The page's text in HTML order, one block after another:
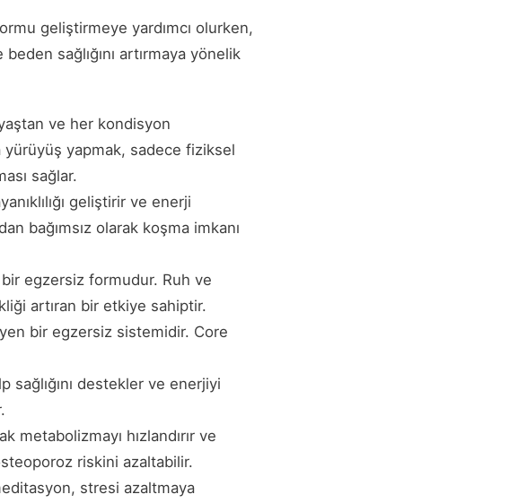
geliştirmeye yardımcı olurken,
sağlığını artırmaya yönelik
ve her kondisyon
yapmak, sadece fiziksel
sağlar.
geliştirir ve enerji
bağımsız olarak koşma imkanı
egzersiz formudur. Ruh ve
artıran bir etkiye sahiptir.
bir egzersiz sistemidir. Core
destekler ve enerjiyi
metabolizmayı hızlandırır ve
riskini azaltabilir.
stresi azaltmaya